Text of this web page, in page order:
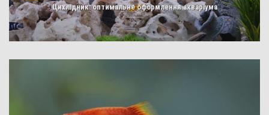
Цихлідник: оптимальне оформлення акваріума